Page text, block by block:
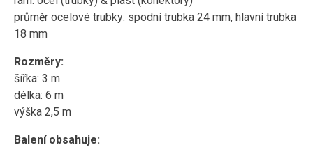
průměr ocelové trubky: spodní trubka 24 mm, hlavní trubka
18 mm
Rozměry:
šířka: 3 m
délka: 6 m
výška 2,5 m
Balení obsahuje: